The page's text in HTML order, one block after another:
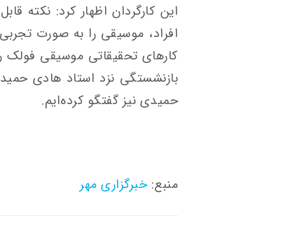
این کارگردان اظهار کرد: نکته
افراد، موسیقی را به صورت
کارهای تحقیقاتی موسیقی فولک
بازنشستگی نزد استاد هادی
حمیدی نیز گفتگو کرده‌ایم.
منبع:خبرگزاری مهر